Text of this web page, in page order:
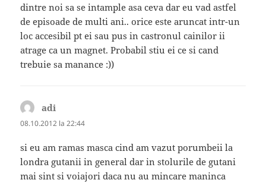
dintre noi sa se intample asa ceva dar eu vad astfel
de episoade de multi ani.. orice este aruncat intr-un
loc accesibil pt ei sau pus in castronul cainilor ii
atrage ca un magnet. Probabil stiu ei ce si cand
trebuie sa manance :))
adi
08.10.2012 la 22:44
si eu am ramas masca cind am vazut porumbeii la
londra gutanii in general dar in stolurile de gutani
mai sint si voiajori daca nu au mincare maninca